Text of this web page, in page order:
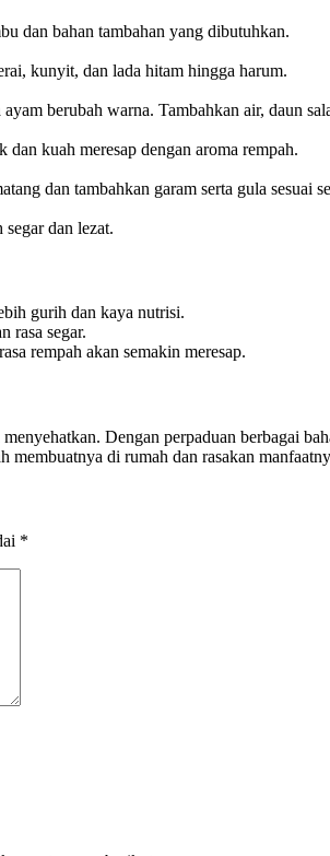
dan bahan tambahan yang dibutuhkan.
kunyit, dan lada hitam hingga harum.
berubah warna. Tambahkan air, daun
kuah meresap dengan aroma rempah.
dan tambahkan garam serta gula sesuai
dan lezat.
gurih dan kaya nutrisi.
rasa segar.
rempah akan semakin meresap.
Dengan perpaduan berbagai
membuatnya di rumah dan rasakan
*